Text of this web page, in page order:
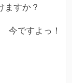
ますか？
今ですよっ！